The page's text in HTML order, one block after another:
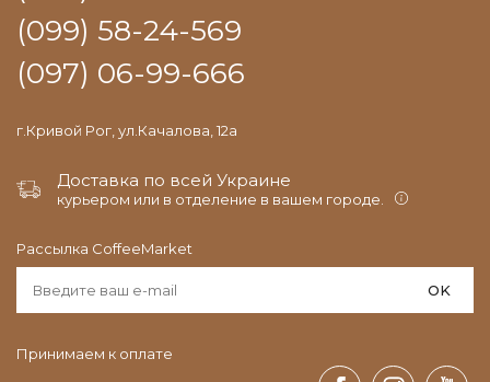
(099) 58-24-569
(097) 06-99-666
г.Кривой Рог, ул.Качалова, 12а
Доставка по всей Украине
курьером или в отделение в вашем городе.
Рассылка CoffeeMarket
OK
Принимаем к оплате